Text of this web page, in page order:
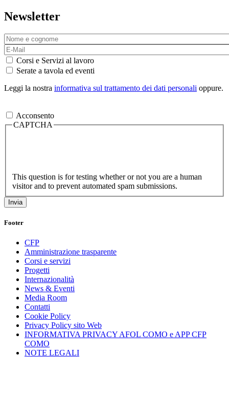
Newsletter
Corsi e Servizi al lavoro
Serate a tavola ed eventi
Leggi la nostra informativa sul trattamento dei dati personali oppure.
Acconsento
CAPTCHA
This question is for testing whether or not you are a human
visitor and to prevent automated spam submissions.
Footer
CFP
Amministrazione trasparente
Corsi e servizi
Progetti
Internazionalità
News & Eventi
Media Room
Contatti
Cookie Policy
Privacy Policy sito Web
INFORMATIVA PRIVACY AFOL COMO e APP CFP
COMO
NOTE LEGALI